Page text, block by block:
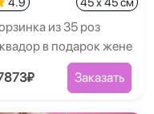
из 35 роз
в подарок жене
Заказать